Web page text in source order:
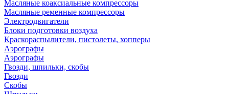
Масляные коаксиальные компрессоры
Масляные ременные компрессоры
Электродвигатели
Блоки подготовки воздуха
Краскораспылители, пистолеты, хопперы
Аэрографы
Аэрографы
Гвозди, шпильки, скобы
Гвозди
Скобы